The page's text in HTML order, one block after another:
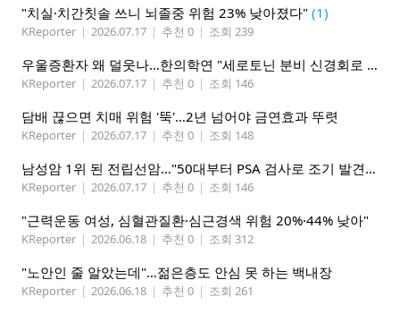
"치실·치간칫솔 쓰니 뇌졸중 위험 23% 낮아졌다" (1)
KReporter | 2026.07.17 | 추천 0 | 조회 239
우울증환자 왜 덜웃나…한의학연 "세로토닌 분비 신경회로 관련"
KReporter | 2026.07.17 | 추천 0 | 조회 146
담배 끊으면 치매 위험 '뚝'…2년 넘어야 금연효과 뚜렷
KReporter | 2026.07.17 | 추천 0 | 조회 148
남성암 1위 된 전립선암…"50대부터 PSA 검사로 조기 발견해야"
KReporter | 2026.07.17 | 추천 0 | 조회 146
"근력운동 여성, 심혈관질환·심근경색 위험 20%·44% 낮아"
KReporter | 2026.06.18 | 추천 0 | 조회 312
"노안인 줄 알았는데"…젊은층도 안심 못 하는 백내장
KReporter | 2026.06.18 | 추천 0 | 조회 261